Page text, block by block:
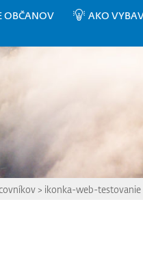
OBČANOV AKO
> ikonka-web-testovanie